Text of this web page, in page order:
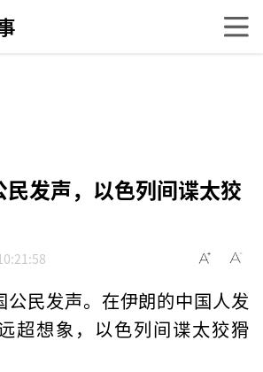
发声，以色列间谍太狡
公民发声。在伊朗的中国人发
超想象，以色列间谍太狡猾